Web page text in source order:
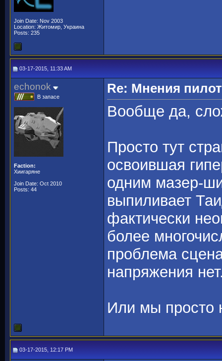
Join Date: Nov 2003
Location: Житомир, Украина
Posts: 235
03-17-2015, 11:33 AM
echonok
В запасе
Faction:
Хиигаряне
Join Date: Oct 2010
Posts: 44
Re: Мнения
Вообще да,
Просто тут
освоившая
одним мазер-
выпиливает
фактически
более
проблема
напряжения
Или мы просто
03-17-2015, 12:17 PM